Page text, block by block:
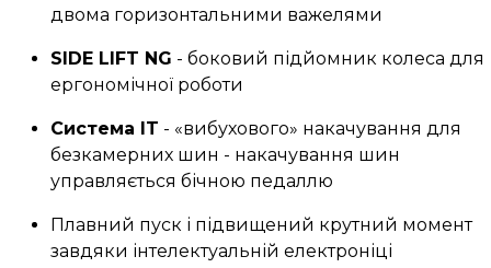
двома горизонтальними важелями
SIDE LIFT NG - боковий підйомник колеса для
ергономічної роботи
Система IT - «вибухового» накачування для
безкамерних шин - накачування шин
управляється бічною педаллю
Плавний пуск і підвищений крутний момент
завдяки інтелектуальній електроніці